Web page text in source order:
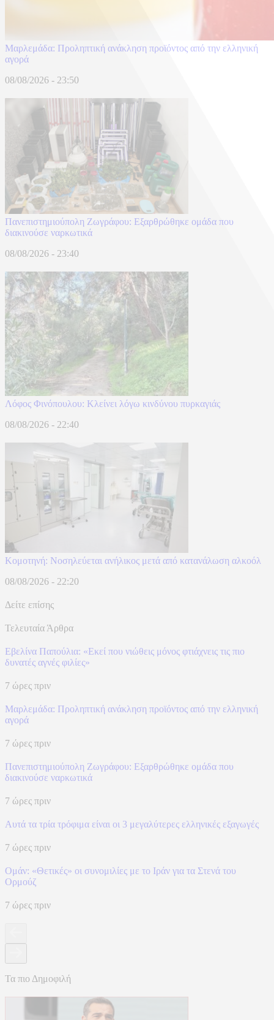
Μαρλεμάδα: Προληπτική ανάκληση προϊόντος από την ελληνική
αγορά
08/08/2026 - 23:50
Πανεπιστημιούπολη Ζωγράφου: Εξαρθρώθηκε ομάδα που
διακινούσε ναρκωτικά
08/08/2026 - 23:40
Λόφος Φινόπουλου: Κλείνει λόγω κινδύνου πυρκαγιάς
08/08/2026 - 22:40
Κομοτηνή: Νοσηλεύεται ανήλικος μετά από κατανάλωση αλκοόλ
08/08/2026 - 22:20
Δείτε επίσης
Τελευταία Άρθρα
Εβελίνα Παπούλια: «Εκεί που νιώθεις μόνος φτιάχνεις τις πιο
δυνατές αγνές φιλίες»
7 ώρες πριν
Μαρλεμάδα: Προληπτική ανάκληση προϊόντος από την ελληνική
αγορά
7 ώρες πριν
Πανεπιστημιούπολη Ζωγράφου: Εξαρθρώθηκε ομάδα που
διακινούσε ναρκωτικά
7 ώρες πριν
Αυτά τα τρία τρόφιμα είναι οι 3 μεγαλύτερες ελληνικές εξαγωγές
7 ώρες πριν
Ομάν: «Θετικές» οι συνομιλίες με το Ιράν για τα Στενά του
Ορμούζ
7 ώρες πριν
Τα πιο Δημοφιλή